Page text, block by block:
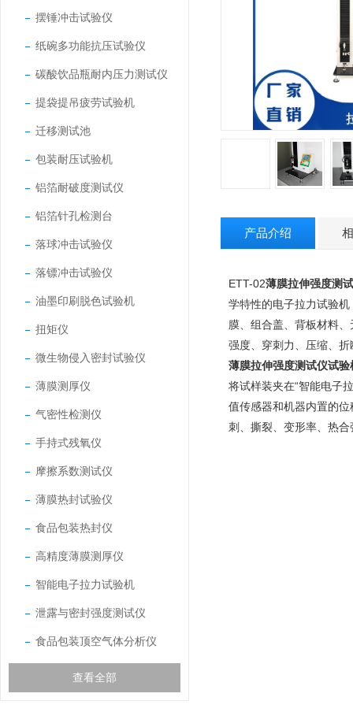
摆锤冲击试验仪
纸碗多功能抗压试验仪
碳酸饮品瓶耐内压力测试仪
提袋提吊疲劳试验机
迁移测试池
包装耐压试验机
铝箔耐破度测试仪
铝箔针孔检测台
落球冲击试验仪
落镖冲击试验仪
油墨印刷脱色试验机
扭矩仪
微生物侵入密封试验仪
薄膜测厚仪
气密性检测仪
手持式残氧仪
摩擦系数测试仪
薄膜热封试验仪
食品包装热封仪
高精度薄膜测厚仪
智能电子拉力试验机
泄露与密封强度测试仪
食品包装顶空气体分析仪
查看全部
产品介绍
ETT-02薄膜拉伸强度测
学特性的电子拉力试验
膜、组合盖、背板材料
强度、穿刺力、压缩、
薄膜拉伸强度测试仪试验
将试样装夹在“智能电子
值传感器和机器内置的
刺、撕裂、变形率、热